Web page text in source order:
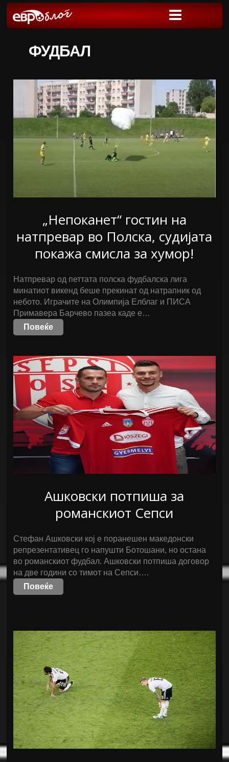
ФУДБАЛ
„Непоканет“ гостин на
натпревар во Полска, судијата
покажа смисла за хумор!
Натпревар од петтата полска фудбалска лига
минатиот викенд беше прекинат од натрапник од
небото. Играчите на Олимпија Елблаг и ПИСА
Примавера Барчево пазеа каде е…
Повеќе
Ашковски потпиша за
романскиот Сепси
Стефан Ашковски кој е поранешен македонски
репрезентативец го напушти Ботошани, но остана
во романскиот фудбал. Ашковски потпиша договор
на две години со тимот на Сепси….
Повеќе